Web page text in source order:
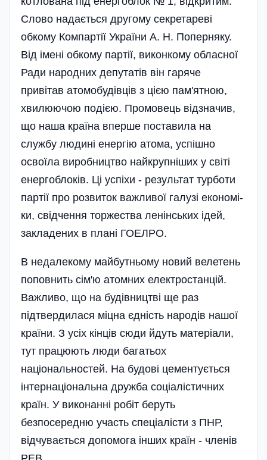
Слово надається другому секретареві
обкому Компартії України А. Н. Поперняку.
Від імені обкому партії, виконкому обласної
Ради народних депутатів він гаряче
привітав атомобудівців з цією пам'ятною,
хвилюючою подією. Промовець відзначив,
що наша країна вперше поставила на
службу людині енергію атома, успі­шно
освоїла виробництво найкрупні­ших у світі
енергоблоків. Ці успіхи - результат турботи
партії про розвиток важливої галузі економі­
ки, свідчення торжества лен­і­нських ідей,
закладених в плані ГОЕЛРО.
В недалекому майбутньому новий велетень
поповнить сім'ю атомних електростанцій.
Важливо, що на будівництві ще раз
підтвердилася міцна єдність народів нашої
країни. З усіх кінців сюди йдуть матеріали,
тут працюють люди багатьох
національностей. На будові цементується
інтернаціональна дружба соціалістичних
країн. У виконанні робіт беруть
безпосередню участь спеціалі­сти з ПНР,
відчувається допомога інших країн - членів